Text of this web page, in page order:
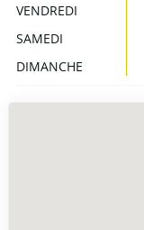
VENDREDI
SAMEDI
DIMANCHE